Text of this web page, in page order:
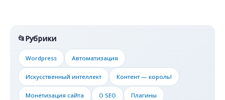
Рубрики
Wordpress Автоматизация
Искусственный интеллект Контент — король!
Монетизация сайта О SEO Плагины